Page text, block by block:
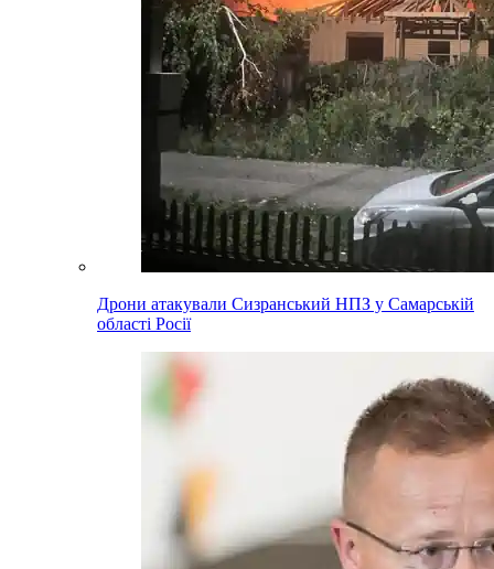
Дрони атакували Сизранський НПЗ у Самарській
області Росії